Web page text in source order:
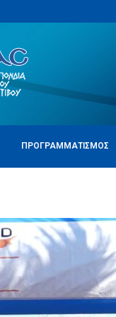
ΠΡΟΓΡΑΜΜΑΤΙΣΜΌΣ